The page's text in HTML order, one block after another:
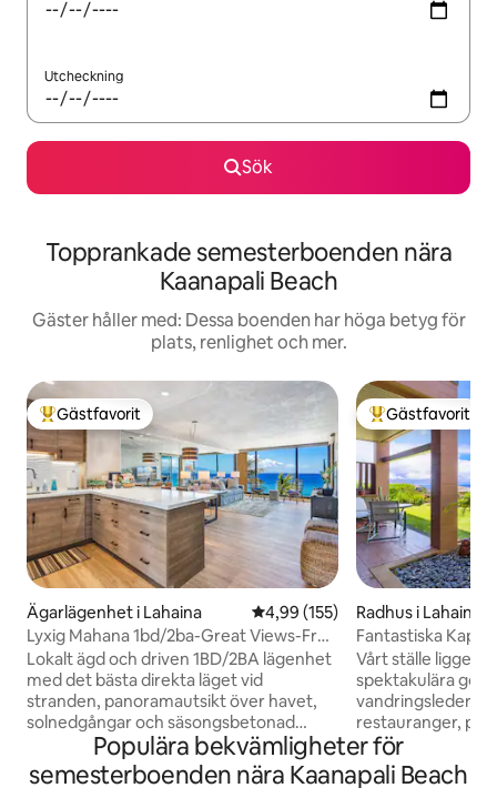
Utcheckning
Sök
Topprankade semesterboenden nära
Kaanapali Beach
Gäster håller med: Dessa boenden har höga betyg för
plats, renlighet och mer.
Populär gästfavorit
Gästfavorit
Ägarlägenhet i Lahaina 4,99 av 5 i genomsnittligt
4,99 (155)
Lyxig Mahana 1bd/2ba-Great Views-Free
Park/WiFi
Lokalt ägd och driven 1BD/2BA lägenhet
med det bästa direkta läget vid
stranden, panoramautsikt över havet,
solnedgångar och säsongsbetonad
valskådning. Ägaren har inte snålat på
något när det gäller att renovera denna
enhet, vilket gör den till en av de
Populär
Gästfavorit
Radhus i Lahaina
Fantastiska
endast för 6!
Vårt ställe ligger
spektakulära
vandringsleder,
restauranger,
kommer att älska
den otroliga
Populära bekvämligheter för
semesterboenden nära Kaanapali Beach